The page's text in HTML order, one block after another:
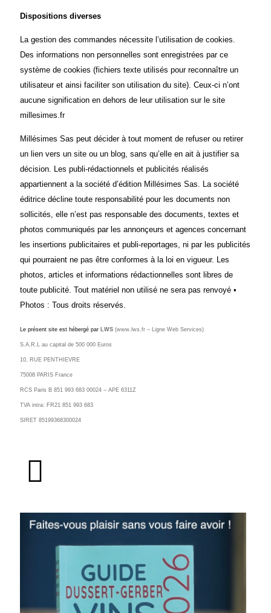
Dispositions diverses
La gestion des commandes nécessite l’utilisation de cookies.
Des informations non personnelles sont enregistrées par ce
système de cookies (fichiers texte utilisés pour reconnaître un
utilisateur et ainsi faciliter son utilisation du site). Ceux-ci n’ont
aucune signification en dehors de leur utilisation sur le site
millesimes.fr
Millésimes Sas peut décider à tout moment de refuser ou retirer
un lien vers un site ou un blog, sans qu’elle en ait à justifier sa
décision. Les publi-rédactionnels et publicités réalisés
appartiennent a la société d’édition Millésimes Sas. La société
éditrice décline toute responsabilité pour les documents non
sollicités, elle n’est pas responsable des documents, textes et
photos communiqués par les annonçeurs et agences concernant
les insertions publicitaires et publi-reportages, ni par les publicités
qui pourraient ne pas être conformes à la loi en vigueur. Les
photos, articles et informations rédactionnelles sont libres de
toute publicité. Tout matériel non utilisé ne sera pas renvoyé •
Photos : Tous droits réservés.
Le présent site est hébergé par LWS (www.lws.fr – Ligne Web Services)
S.A.R.L au capital de 500 000 Euros
10, RUE PENTHIEVRE
75008 PARIS France
RCS Paris B 851 993 683 00024 – APE 6311Z
TVA intra: FR21 851 993 683
SIRET 85199368300024